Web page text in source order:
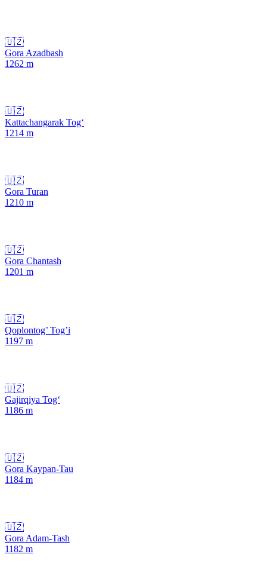
🇺🇿
Gora Azadbash
1262 m
🇺🇿
Kattachangarak Tog‘
1214 m
🇺🇿
Gora Turan
1210 m
🇺🇿
Gora Chantash
1201 m
🇺🇿
Qoplontog’ Tog’i
1197 m
🇺🇿
Gajirqiya Tog‘
1186 m
🇺🇿
Gora Kaypan-Tau
1184 m
🇺🇿
Gora Adam-Tash
1182 m